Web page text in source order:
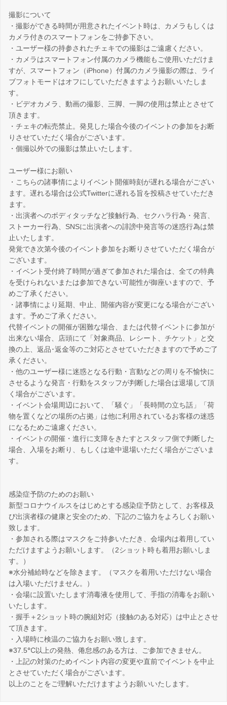
撮影について
・撮影ができる時間が用意されたイベント時は、カメラもしくは
カメラ付きのスマートフォンをご持参下さい。
・ユーザー様の持参されたチェキでの撮影はご遠慮ください。
・カメラはスマートフォン付属のカメラ機能もご使用いただけま
すが、スマートフォン（iPhone）付属のカメラ撮影の際は、ライ
ブフォトモードはオフにしていただきますようお願いいたしま
す。
・ビデオカメラ、動画の撮影、三脚、一脚の使用は禁止とさせて
頂きます。
・チェキの転売禁止。発見した場合今後のイベントの参加をお断
りさせていただく場合がございます。
・個撮以外での撮影は禁止いたします。
ユーザー様にお願い
・こちらの諸事情によりイベント開催時刻が遅れる場合がござい
ます。遅れる場合は公式Twitterに遅れる旨を投稿させていただき
ます。
・出演者へのボディタッチなど接触行為、セクハラ行為・発言、
ストーカー行為、SNSに出演者への誹謗中発言等の迷惑行為は禁
止いたします。
発覚でき次第今後のイベント参加をお断りさせていただく場合が
ございます。
・イベント受付終了時間が過ぎて参加された場合は、全ての特典
を受けられないまたは参加できない可能性が御座いますので、予
めご了承ください。
・諸事情により延期、中止、開催内容が変更になる場合がござい
ます。予めご了承ください。
代替イベントの開催が困難な場合、または代替イベントに参加が
出来ない場合、店頭にて「対象商品、レシート、チケット」と交
換の上、返品･返金等のご対応とさせていただきますので予めご了
承ください。
・他のユーザー様に迷惑となる行動・言動などの周りを不愉快に
させるような発言・行動をスタッフが判断した場合は退場して頂
く場合がございます。
・イベント会場周辺において、「騒ぐ」「長時間の立ち話」「荷
物を置くなどの場所の占拠」は他に利用されているお客様の迷惑
になるためご遠慮ください。
・イベントの開催・進行に支障をきたすとスタッフ側で判断した
場合、入場をお断り、もしくは途中退場いただく場合がございま
す。
感染症予防のためのお願い
新型コロナウイルスをはじめとする感染症予防として、お客様及
び出演者様の健康と安全のため、下記のご協力をよろしくお願い
致します。
・参加される際はマスクをご持参いただき、会場内は着用してい
ただけますようお願いします。（2ショット時も着用お願いしま
す。）
※水分補給時などを除きます。（マスクを着用いただけない場合
は入場いただけません。）
・会場に設置いたします消毒液を使用して、手指の消毒をお願い
いたします。
・握手＋2ショット時の腕組対応（接触のある対応）は中止とさせ
て頂きます。
・入場時に検温のご協力をお願い致します。
※37.5℃以上の発熱、倦怠感のある方は、ご参加できません。
・上記の対策のためイベント内容の変更や直前でイベントを中止
とさせていただく場合がございます。
以上のことをご理解いただけますようお願いいたします。